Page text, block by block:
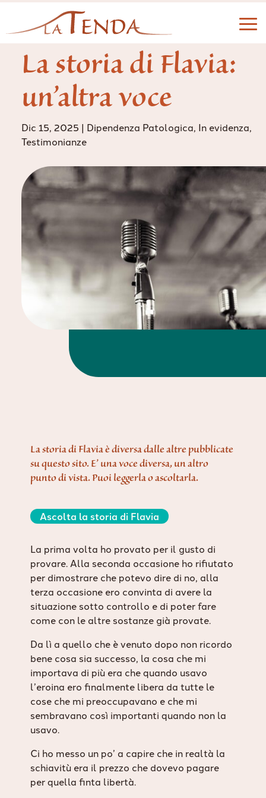
La storia di Flavia:
un’altra voce
Dic 15, 2025 | Dipendenza Patologica, In evidenza,
Testimonianze
La storia di Flavia è diversa dalle altre pubblicate
su questo sito. E’ una voce diversa, un altro
punto di vista. Puoi leggerla o ascoltarla.
Ascolta la storia di Flavia
La prima volta ho provato per il gusto di
provare. Alla seconda occasione ho rifiutato
per dimostrare che potevo dire di no, alla
terza occasione ero convinta di avere la
situazione sotto controllo e di poter fare
come con le altre sostanze già provate.
Da lì a quello che è venuto dopo non ricordo
bene cosa sia successo, la cosa che mi
importava di più era che quando usavo
l’eroina ero finalmente libera da tutte le
cose che mi preoccupavano e che mi
sembravano così importanti quando non la
usavo.
Ci ho messo un po’ a capire che in realtà la
schiavitù era il prezzo che dovevo pagare
per quella finta libertà.